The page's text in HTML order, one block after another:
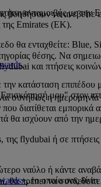
ανταμοιβής με
βοηθήσουν να
της Emirates (EK).
θα ενταχθείτε: Blue,
.
κατάσταση επιπέδου
μου" στον
θέσης. Να
και πτήσεις
συνήθως η
διατίθεται εμπορικά
θα ισχύουν από την
flydubai ή σε
ναύλο ή κάντε
, το οποίο σας
θα πρέπει να